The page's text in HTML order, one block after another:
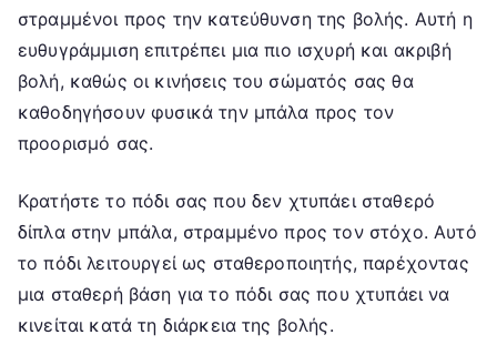
στραμμένοι προς την κατεύθυνση της βολής. Αυτή η
ευθυγράμμιση επιτρέπει μια πιο ισχυρή και ακριβή
βολή, καθώς οι κινήσεις του σώματός σας θα
καθοδηγήσουν φυσικά την μπάλα προς τον
προορισμό σας.
Κρατήστε το πόδι σας που δεν χτυπάει σταθερό
δίπλα στην μπάλα, στραμμένο προς τον στόχο. Αυτό
το πόδι λειτουργεί ως σταθεροποιητής, παρέχοντας
μια σταθερή βάση για το πόδι σας που χτυπάει να
κινείται κατά τη διάρκεια της βολής.